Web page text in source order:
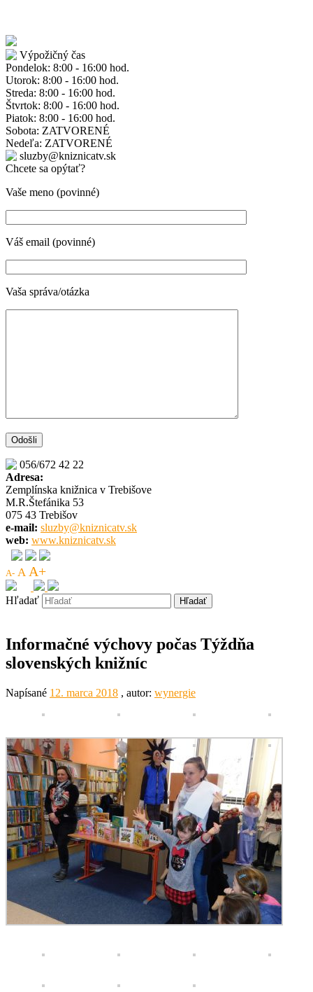
Výpožičný čas
Pondelok: 8:00 - 16:00 hod.
Utorok: 8:00 - 16:00 hod.
Streda: 8:00 - 16:00 hod.
Štvrtok: 8:00 - 16:00 hod.
Piatok: 8:00 - 16:00 hod.
Sobota: ZATVORENÉ
Nedeľa: ZATVORENÉ
sluzby@kniznicatv.sk
Chcete sa opýtať?
Vaše meno (povinné)
Váš email (povinné)
Vaša správa/otázka
056/672 42 22
Adresa:
Zemplínska knižnica v Trebišove
M.R.Štefánika 53
075 43 Trebišov
e-mail: sluzby@kniznicatv.sk
web: www.kniznicatv.sk
A- A A+
Hľadať
Informačné výchovy počas Týždňa
slovenských knižníc
Napísané 12. marca 2018 , autor: wynergie